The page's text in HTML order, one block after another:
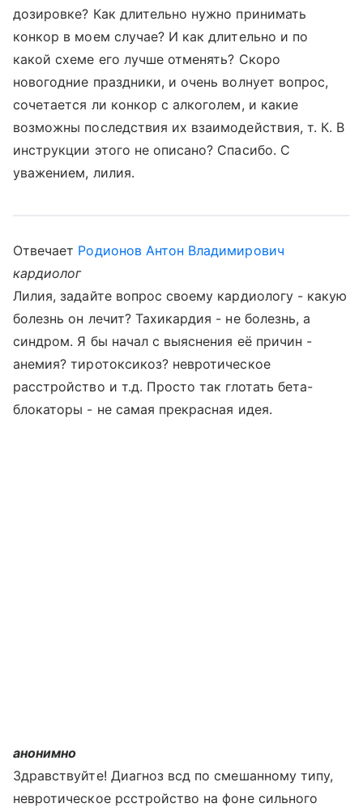
дозировке? Как длительно нужно принимать
конкор в моем случае? И как длительно и по
какой схеме его лучше отменять? Скоро
новогодние праздники, и очень волнует вопрос,
сочетается ли конкор с алкоголем, и какие
возможны последствия их взаимодействия, т. К. В
инструкции этого не описано? Спасибо. С
уважением, лилия.
Отвечает Родионов Антон Владимирович
кардиолог
Лилия, задайте вопрос своему кардиологу - какую
болезнь он лечит? Тахикардия - не болезнь, а
синдром. Я бы начал с выяснения её причин -
анемия? тиротоксикоз? невротическое
расстройство и т.д. Просто так глотать бета-
блокаторы - не самая прекрасная идея.
анонимно
Здравствуйте! Диагноз всд по смешанному типу,
невротическое рсстройство на фоне сильного